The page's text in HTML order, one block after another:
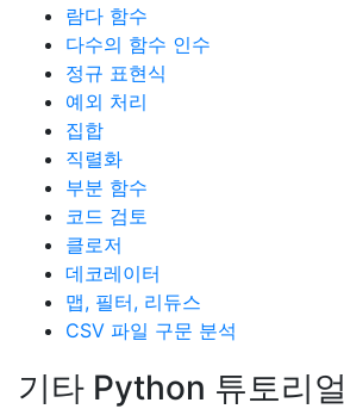
람다 함수
다수의 함수 인수
정규 표현식
예외 처리
집합
직렬화
부분 함수
코드 검토
클로저
데코레이터
맵, 필터, 리듀스
CSV 파일 구문 분석
기타 Python 튜토리얼